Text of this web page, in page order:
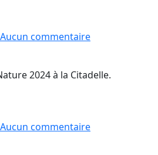
Aucun commentaire
2024 à la Citadelle.
Aucun commentaire